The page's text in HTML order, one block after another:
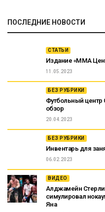
ПОСЛЕДНИЕ НОВОСТИ
СТАТЬИ
Издание «ММА
11.05.2023
БЕЗ РУБРИКИ
Футбольный центр
обзор
20.04.2023
БЕЗ РУБРИКИ
Инвентарь для
06.02.2023
ВИДЕО
Алджамейн
симулировал
Яна